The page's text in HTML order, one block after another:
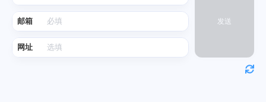
邮箱
网址
发送